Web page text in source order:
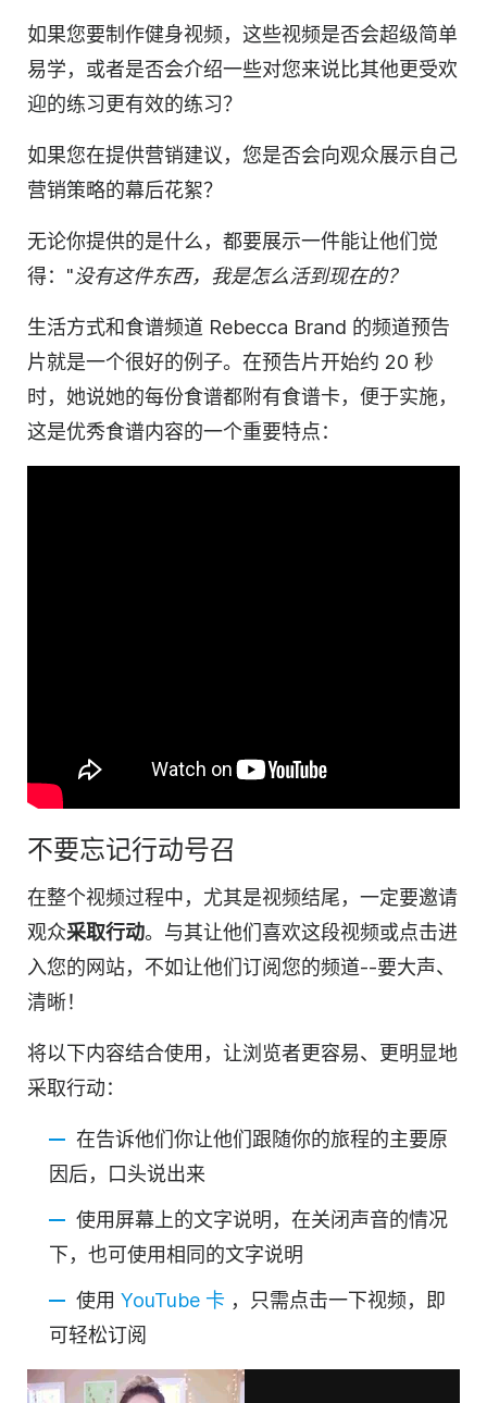
如果您要制作健身视频，这些视频是否会超级简单
易学，或者是否会介绍一些对您来说比其他更受欢
迎的练习更有效的练习？
如果您在提供营销建议，您是否会向观众展示自己
营销策略的幕后花絮？
无论你提供的是什么，都要展示一件能让他们觉
得："没有这件东西，我是怎么活到现在的？
生活方式和食谱频道 Rebecca Brand 的频道预告
片就是一个很好的例子。在预告片开始约 20 秒
时，她说她的每份食谱都附有食谱卡，便于实施，
这是优秀食谱内容的一个重要特点：
不要忘记行动号召
在整个视频过程中，尤其是视频结尾，一定要邀请
观众采取行动。与其让他们喜欢这段视频或点击进
入您的网站，不如让他们订阅您的频道--要大声、
清晰！
将以下内容结合使用， 让浏览者更容易、更明显地
采取行动：
在告诉他们你让他们跟随你的旅程的主要原
因后，口头说出来
使用屏幕上的文字说明，在关闭声音的情况
下，也可使用相同的文字说明
使用 YouTube 卡 ， 只需点击一下视频，即
可轻松订阅